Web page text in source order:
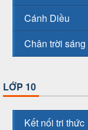
Cánh Diều
Chân trời sáng
LỚP 10
Kết nối tri thức